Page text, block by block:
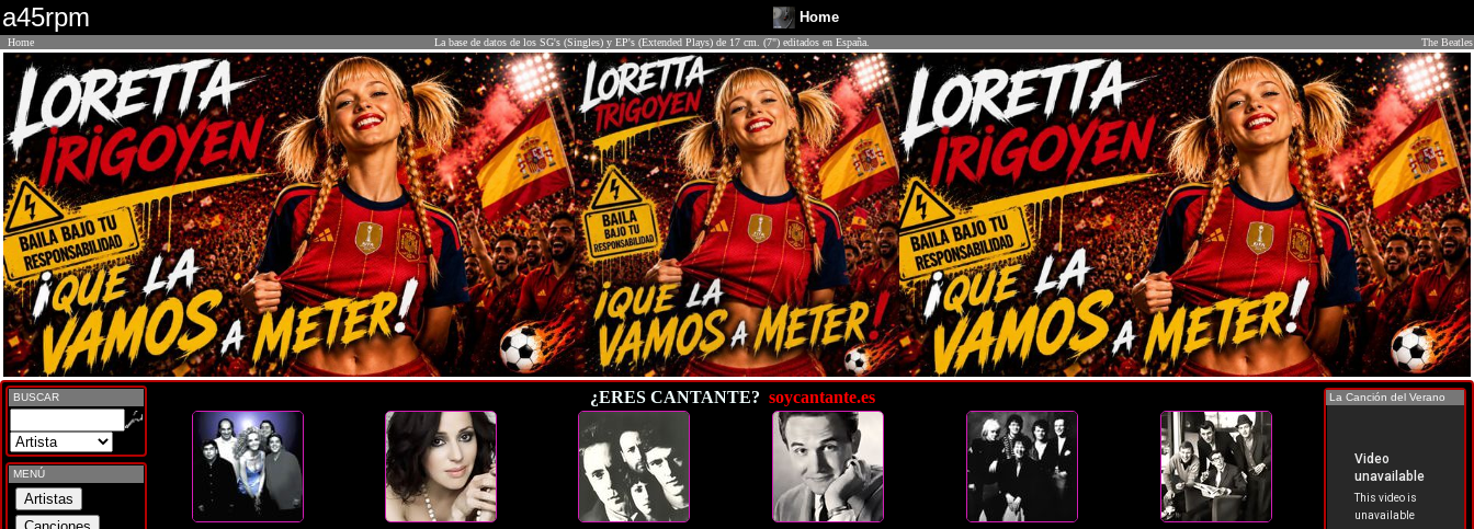
a45rpm Home
Home La base de datos de los SG's (Singles) y EP's (Extended Plays) de 17 cm. (7") editados en España. The Beatles
BUSCAR
MENÚ
¿ERES CANTANTE? soycantante.es La Canción del Verano